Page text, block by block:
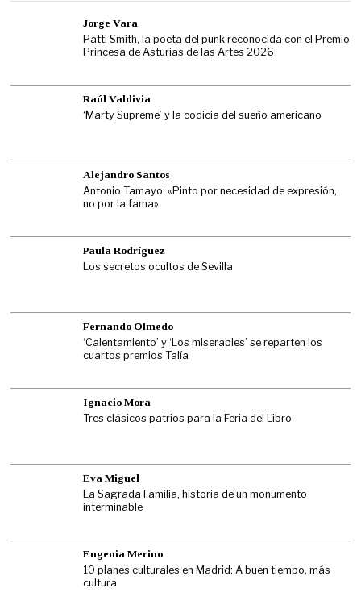
Jorge Vara
Patti Smith, la poeta del punk reconocida con el Premio
Princesa de Asturias de las Artes 2026
Raúl Valdivia
‘Marty Supreme’ y la codicia del sueño americano
Alejandro Santos
Antonio Tamayo: «Pinto por necesidad de expresión,
no por la fama»
Paula Rodríguez
Los secretos ocultos de Sevilla
Fernando Olmedo
‘Calentamiento’ y ‘Los miserables’ se reparten los
cuartos premios Talía
Ignacio Mora
Tres clásicos patrios para la Feria del Libro
Eva Miguel
La Sagrada Familia, historia de un monumento
interminable
Eugenia Merino
10 planes culturales en Madrid: A buen tiempo, más
cultura